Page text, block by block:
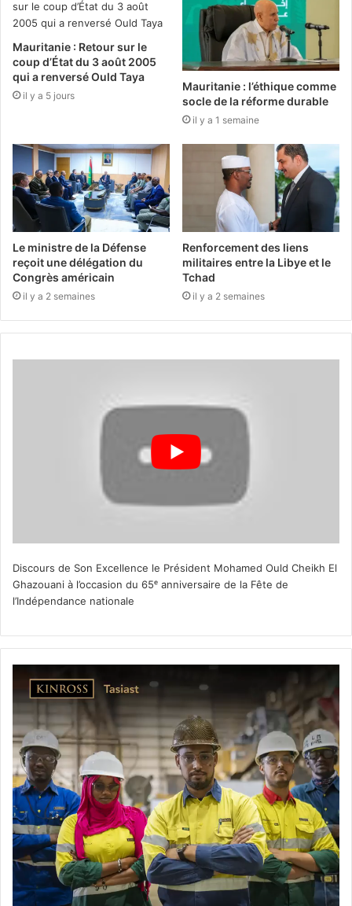
Mauritanie : Retour sur le
coup d’État du 3 août 2005
qui a renversé Ould Taya
il y a 5 jours
Mauritanie : l’éthique comme
socle de la réforme durable
il y a 1 semaine
Le ministre de la Défense
reçoit une délégation du
Congrès américain
il y a 2 semaines
Renforcement des liens
militaires entre la Libye et le
Tchad
il y a 2 semaines
Discours de Son Excellence le Président Mohamed Ould Cheikh El
Ghazouani à l’occasion du 65ᵉ anniversaire de la Fête de
l’Indépendance nationale